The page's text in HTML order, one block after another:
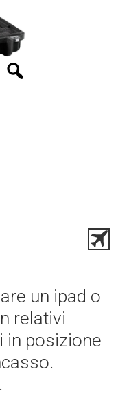
un ipad o
relativi
in posizione